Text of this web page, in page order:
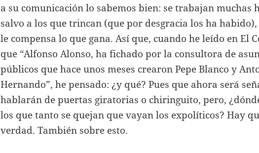
a su comunicación lo sabemos bien: se trabajan muchas
salvo a los que trincan (que por desgracia los ha
le compensa lo que gana. Así que, cuando he leído en El
que “Alfonso Alonso, ha fichado por la consultora de
públicos que hace unos meses crearon Pepe Blanco y
Hernando”, he pensado: ¿y qué? Pues que ahora será
hablarán de puertas giratorias o chiringuito, pero,
los que tanto se quejan que vayan los expolíticos? Hay
verdad. También sobre esto.